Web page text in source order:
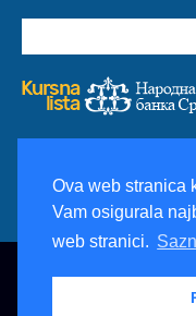
Ova web stranica
Vam osigurala
web stranici.
Prijavljivanjem na našu e-
našim ponudama,